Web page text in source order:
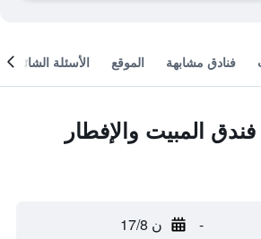
فنادق مشابهة الموقع الأسئلة الشائعة
المبيت والإفطار
- ن 17/8